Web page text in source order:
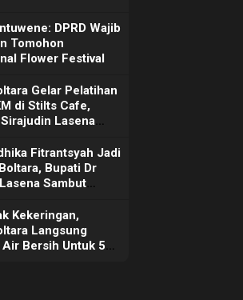
DPRD Wajib
Tomohon
Flower Festival
Gelar Pelatihan
di Stilts Cafe,
Lasena
Daerah
Fitrantsyah Jadi
Bupati Dr
Sambut
Kekeringan,
Langsung
Bersih Untuk 50